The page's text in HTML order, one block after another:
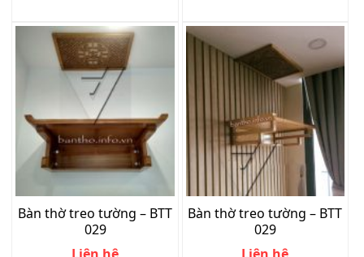
Bàn thờ treo tường – BTT
029
Bàn thờ treo tường – BTT
029